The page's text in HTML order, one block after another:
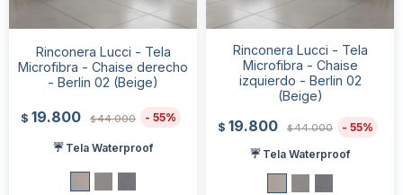
Rinconera Lucci - Tela
Microfibra - Chaise derecho
- Berlin 02 (Beige)
$ 19.800 $44.000 55
☔ Tela Waterproof
Rinconera Lucci - Tela
Microfibra - Chaise
izquierdo - Berlin 02
(Beige)
$ 19.800 $44.000
55
☔ Tela Waterproof